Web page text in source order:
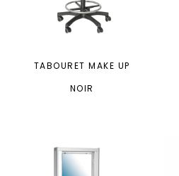
TABOURET MAKE UP
NOIR